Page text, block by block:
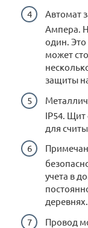
Автомат
Ампера.
один.
может
защиты
IP54. Щит
для
учета в
деревнях.
Провод